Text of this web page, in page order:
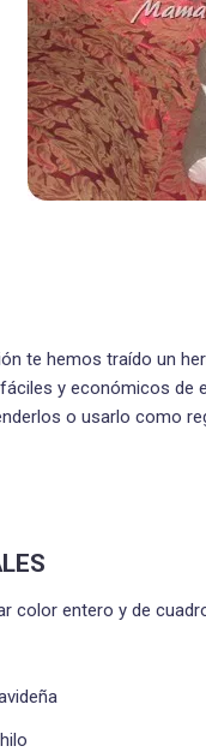
te hemos traído un
y económicos de
o usarlo como
color entero y de